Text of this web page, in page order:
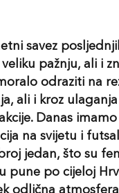
savez
pažnju, ali i
odraziti na
ali i kroz
Danas
na svijetu i
jedan, što su
pune po cijeloj